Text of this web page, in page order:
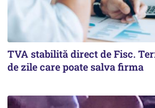
TVA stabilită direct de Fisc.
de zile care poate salva firma